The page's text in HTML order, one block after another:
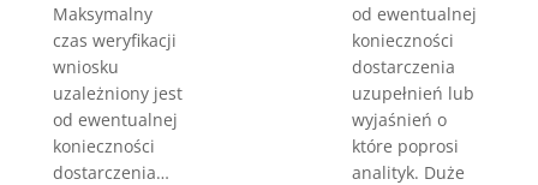
Maksymalny
czas weryfikacji
wniosku
uzależniony jest
od ewentualnej
konieczności
dostarczenia…
od ewentualnej
konieczności
dostarczenia
uzupełnień lub
wyjaśnień o
które poprosi
analityk. Duże